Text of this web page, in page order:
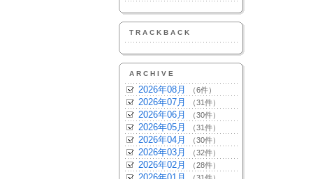
TRACKBACK
ARCHIVE
2026年08月 （6件）
2026年07月 （31件）
2026年06月 （30件）
2026年05月 （31件）
2026年04月 （30件）
2026年03月 （32件）
2026年02月 （28件）